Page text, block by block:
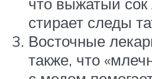
стирает следы
Восточные
также, что